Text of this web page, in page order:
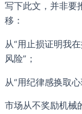
写下此文，并非要
移：
从“用止损证明我
风险”；
从“用纪律感换取
市场从不奖励机械